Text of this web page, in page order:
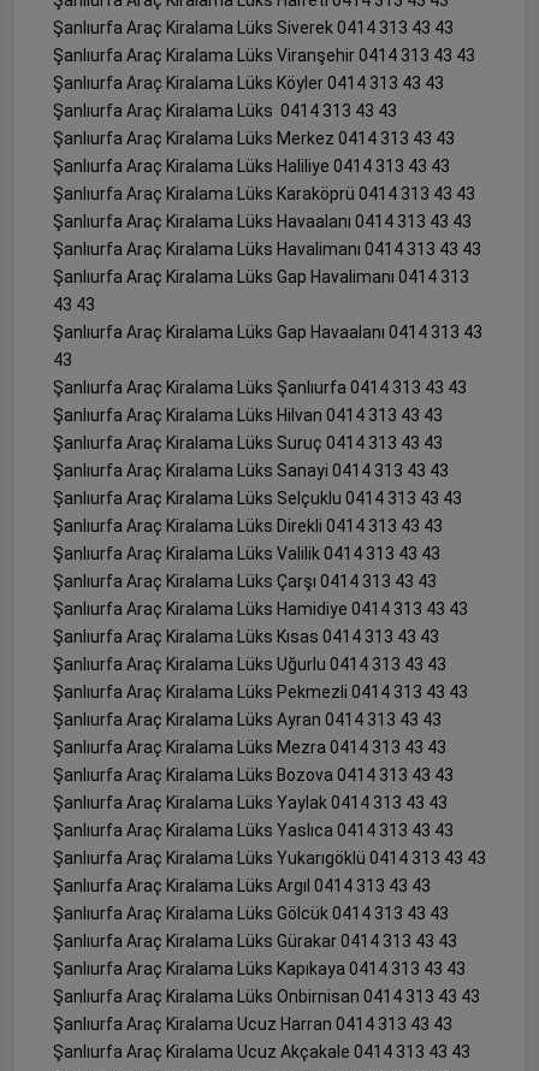
Şanlıurfa Araç Kiralama Lüks Siverek 0414 313 43 43
Şanlıurfa Araç Kiralama Lüks Viranşehir 0414 313 43 43
Şanlıurfa Araç Kiralama Lüks Köyler 0414 313 43 43
Şanlıurfa Araç Kiralama Lüks 0414 313 43 43
Şanlıurfa Araç Kiralama Lüks Merkez 0414 313 43 43
Şanlıurfa Araç Kiralama Lüks Haliliye 0414 313 43 43
Şanlıurfa Araç Kiralama Lüks Karaköprü 0414 313 43 43
Şanlıurfa Araç Kiralama Lüks Havaalanı 0414 313 43 43
Şanlıurfa Araç Kiralama Lüks Havalimanı 0414 313 43 43
Şanlıurfa Araç Kiralama Lüks Gap Havalimanı 0414 313
43 43
Şanlıurfa Araç Kiralama Lüks Gap Havaalanı 0414 313 43
43
Şanlıurfa Araç Kiralama Lüks Şanlıurfa 0414 313 43 43
Şanlıurfa Araç Kiralama Lüks Hilvan 0414 313 43 43
Şanlıurfa Araç Kiralama Lüks Suruç 0414 313 43 43
Şanlıurfa Araç Kiralama Lüks Sanayi 0414 313 43 43
Şanlıurfa Araç Kiralama Lüks Selçuklu 0414 313 43 43
Şanlıurfa Araç Kiralama Lüks Direkli 0414 313 43 43
Şanlıurfa Araç Kiralama Lüks Valilik 0414 313 43 43
Şanlıurfa Araç Kiralama Lüks Çarşı 0414 313 43 43
Şanlıurfa Araç Kiralama Lüks Hamidiye 0414 313 43 43
Şanlıurfa Araç Kiralama Lüks Kısas 0414 313 43 43
Şanlıurfa Araç Kiralama Lüks Uğurlu 0414 313 43 43
Şanlıurfa Araç Kiralama Lüks Pekmezli 0414 313 43 43
Şanlıurfa Araç Kiralama Lüks Ayran 0414 313 43 43
Şanlıurfa Araç Kiralama Lüks Mezra 0414 313 43 43
Şanlıurfa Araç Kiralama Lüks Bozova 0414 313 43 43
Şanlıurfa Araç Kiralama Lüks Yaylak 0414 313 43 43
Şanlıurfa Araç Kiralama Lüks Yaslıca 0414 313 43 43
Şanlıurfa Araç Kiralama Lüks Yukarıgöklü 0414 313 43 43
Şanlıurfa Araç Kiralama Lüks Argıl 0414 313 43 43
Şanlıurfa Araç Kiralama Lüks Gölcük 0414 313 43 43
Şanlıurfa Araç Kiralama Lüks Gürakar 0414 313 43 43
Şanlıurfa Araç Kiralama Lüks Kapıkaya 0414 313 43 43
Şanlıurfa Araç Kiralama Lüks Onbirnisan 0414 313 43 43
Şanlıurfa Araç Kiralama Ucuz Harran 0414 313 43 43
Şanlıurfa Araç Kiralama Ucuz Akçakale 0414 313 43 43